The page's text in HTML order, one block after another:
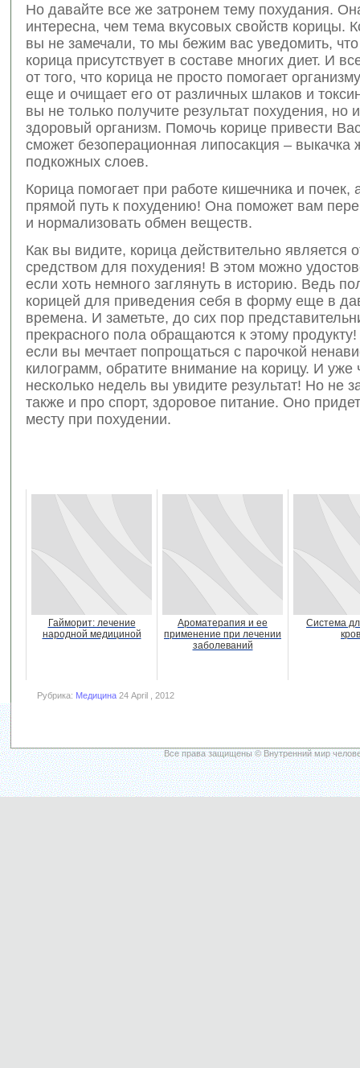
Но давайте все же затронем тему похудания.
интересна, чем тема вкусовых свойств корицы.
вы не замечали, то мы бежим вас уведомить,
корица присутствует в составе многих диет. И
от того, что корица не просто помогает
еще и очищает его от различных шлаков и
вы не только получите результат похудения, но
здоровый организм. Помочь корице привести
сможет безоперационная липосакция – выкачка
подкожных слоев.
Корица помогает при работе кишечника и почек,
прямой путь к похудению! Она поможет вам
и нормализовать обмен веществ.
Как вы видите, корица действительно является
средством для похудения! В этом можно
если хоть немного заглянуть в историю. Ведь
корицей для приведения себя в форму еще в
времена. И заметьте, до сих пор
прекрасного пола обращаются к этому
если вы мечтает попрощаться с парочкой
килограмм, обратите внимание на корицу. И уже
несколько недель вы увидите результат! Но не
также и про спорт, здоровое питание. Оно
месту при похудении.
Гайморит: лечение
народной медициной
Ароматерапия и ее
применение при лечении
заболеваний
Система
Рубрика: Медицина 24 April , 2012
Все права защищены © Внутренний мир